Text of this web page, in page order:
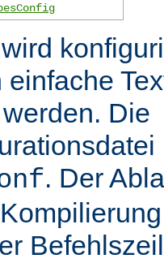
einfache
Die
. Der